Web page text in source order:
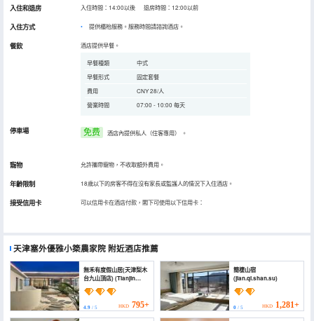
入住和退房 入住時間：14:00以後 退房時間：12:00以前
入住方式 提供櫃枱服務。服務時間請諮詢酒店。
餐飲 酒店提供早餐。
早餐種類
中式
早餐形式
固定套餐
費用
CNY 28/人
營業時間
07:00 - 10:00 每天
停車場 免费 酒店內提供私人（住客專用） 。
寵物 允許攜帶寵物，不收取額外費用。
年齡限制 18歲以下的房客不得在沒有家長或監護人的情況下入住酒店。
接受信用卡 可以信用卡在酒店付款，閣下可使用以下信用卡：
天津塞外優雅小築農家院 附近酒店推薦
無禾有度假山居(天津梨木
台九山頂店) (Tianjin
Yiyou Holiday Mountain
Residence)
4.9 / 5 HKD 795+
簡棲山宿
(jian.qi.shan.su)
0/ 5 HKD 1,281+